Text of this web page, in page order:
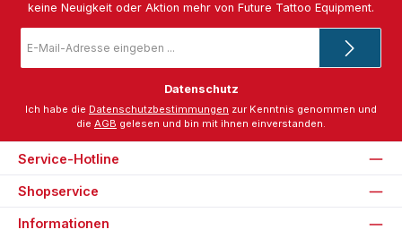
keine Neuigkeit oder Aktion mehr von Future Tattoo Equipment.
Mail-
*
Datenschutz
Ich habe die Datenschutzbestimmungen zur Kenntnis genommen und
die AGB gelesen und bin mit ihnen einverstanden.
Service-Hotline
Shopservice
Informationen